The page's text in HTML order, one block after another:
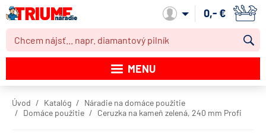
Môj účet
0,- €
MENU
Akcie
Úvod Katalóg
Náradie na domáce použitie
Domáce použitie
Ceruzka na kameň zelená, 240 mm Profi